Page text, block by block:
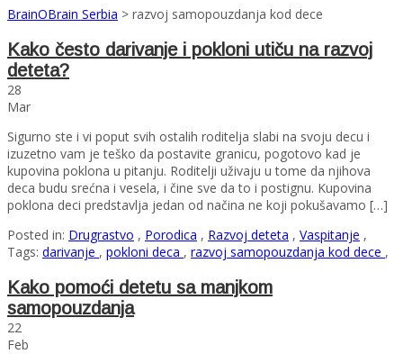
BrainOBrain Serbia > razvoj samopouzdanja kod dece
Kako često darivanje i pokloni utiču na razvoj
deteta?
28
Mar
Sigurno ste i vi poput svih ostalih roditelja slabi na svoju decu i
izuzetno vam je teško da postavite granicu, pogotovo kad je
kupovina poklona u pitanju. Roditelji uživaju u tome da njihova
deca budu srećna i vesela, i čine sve da to i postignu. Kupovina
poklona deci predstavlja jedan od načina ne koji pokušavamo […]
Posted in: Drugrastvo , Porodica , Razvoj deteta , Vaspitanje ,
Tags: darivanje , pokloni deca , razvoj samopouzdanja kod dece ,
Kako pomoći detetu sa manjkom
samopouzdanja
22
Feb